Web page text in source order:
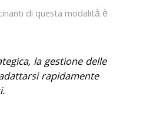
di questa modalità è
la gestione delle
rapidamente